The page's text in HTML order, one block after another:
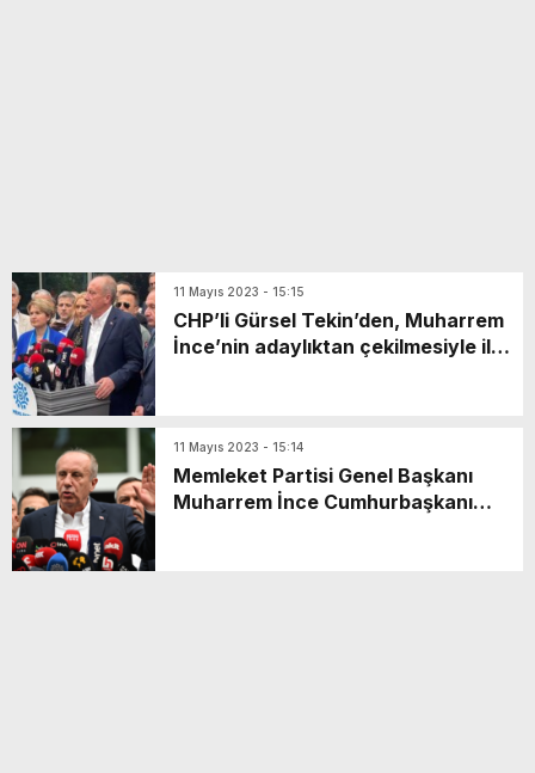
11 Mayıs 2023 - 15:15
CHP’li Gürsel Tekin’den, Muharrem
İnce’nin adaylıktan çekilmesiyle ilgili
11 Mayıs 2023 - 15:14
Memleket Partisi Genel Başkanı
Muharrem İnce Cumhurbaşkanı